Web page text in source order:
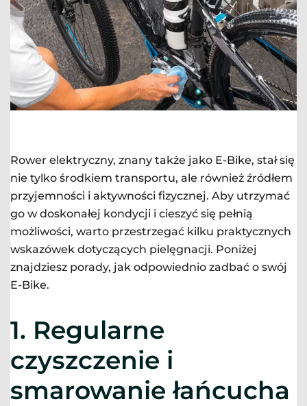
Rower elektryczny, znany także jako E-Bike, stał się
nie tylko środkiem transportu, ale również źródłem
przyjemności i aktywności fizycznej. Aby utrzymać
go w doskonałej kondycji i cieszyć się pełnią
możliwości, warto przestrzegać kilku praktycznych
wskazówek dotyczących pielęgnacji. Poniżej
znajdziesz porady, jak odpowiednio zadbać o swój
E-Bike.
1. Regularne
czyszczenie i
smarowanie łańcucha